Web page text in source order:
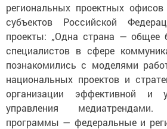
региональных проектных
субъектов Российской
проекты: „Одна страна — общее
специалистов в сфере
познакомились с моделями
национальных проектов и
организации эффективной и
управления
программы — федеральные и